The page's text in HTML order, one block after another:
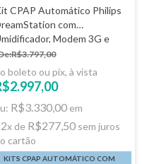
CPAP Automático Philips
com
Modem 3G e
DreamWear
boleto ou pix, à vista
R$3.330,00 em
x de R$277,50 sem juros
cartão
KITS CPAP AUTOMÁTICO COM